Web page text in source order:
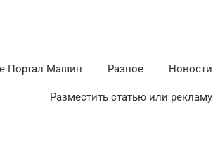
Портал Машин Разное Новости
Разместить статью или рекламу